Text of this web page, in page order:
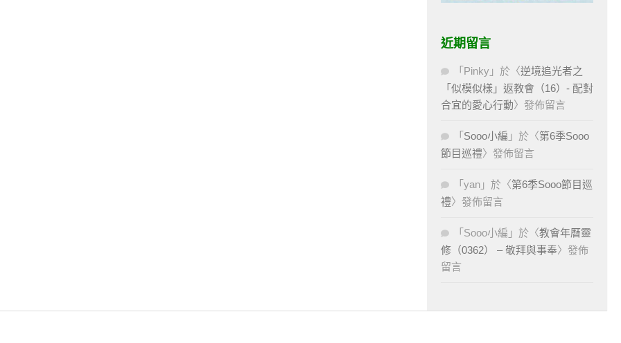
近期留言
「 Pinky 」於〈逆境追光者之
「似模似樣」返教會（16）- 配對
合宜的愛心行動〉發佈留言
「 Sooo小編 」於〈第6季Sooo
節目巡禮〉發佈留言
「 yan 」於〈第6季Sooo節目巡
禮〉發佈留言
「 Sooo小編 」於〈教會年曆靈
修（0362） – 敬拜與事奉〉發佈
留言